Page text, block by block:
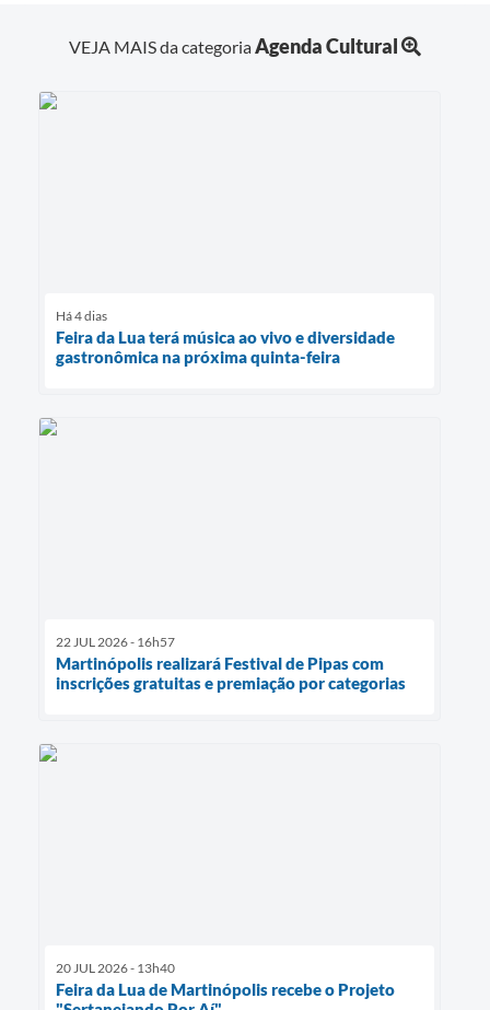
Arquivos para Download
VEJA MAIS da categoriaAgenda Cultural
Há 4 dias
Feira da Lua terá música ao vivo e diversidade
gastronômica na próxima quinta-feira
22 JUL 2026 - 16h57
Martinópolis realizará Festival de Pipas com
inscrições gratuitas e premiação por categorias
20 JUL 2026 - 13h40
Feira da Lua de Martinópolis recebe o Projeto